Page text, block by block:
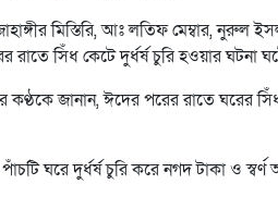
মিস্তিরি, আঃ লতিফ মেম্বার,
সিঁধ কেটে দুর্ধর্ষ চুরি হওয়ার ঘটনা
কণ্ঠকে জানান, ঈদের পরের রাতে ঘরের
ঘরে দুর্ধর্ষ চুরি করে নগদ টাকা ও